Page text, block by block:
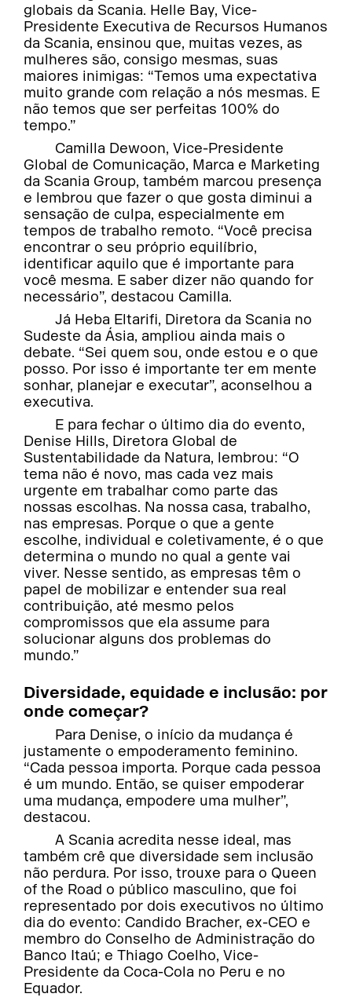
globais da Scania. Helle Bay, Vice-
Presidente Executiva de Recursos Humanos
da Scania, ensinou que, muitas vezes, as
mulheres são, consigo mesmas, suas
maiores inimigas: “Temos uma expectativa
muito grande com relação a nós mesmas. E
não temos que ser perfeitas 100% do
tempo.”
Camilla Dewoon, Vice-Presidente
Global de Comunicação, Marca e Marketing
da Scania Group, também marcou presença
e lembrou que fazer o que gosta diminui a
sensação de culpa, especialmente em
tempos de trabalho remoto. “Você precisa
encontrar o seu próprio equilíbrio,
identificar aquilo que é importante para
você mesma. E saber dizer não quando for
necessário”, destacou Camilla.
Já Heba Eltarifi, Diretora da Scania no
Sudeste da Ásia, ampliou ainda mais o
debate. “Sei quem sou, onde estou e o que
posso. Por isso é importante ter em mente
sonhar, planejar e executar”, aconselhou a
executiva.
E para fechar o último dia do evento,
Denise Hills, Diretora Global de
Sustentabilidade da Natura, lembrou: “O
tema não é novo, mas cada vez mais
urgente em trabalhar como parte das
nossas escolhas. Na nossa casa, trabalho,
nas empresas. Porque o que a gente
escolhe, individual e coletivamente, é o que
determina o mundo no qual a gente vai
viver. Nesse sentido, as empresas têm o
papel de mobilizar e entender sua real
contribuição, até mesmo pelos
compromissos que ela assume para
solucionar alguns dos problemas do
mundo.”
Diversidade, equidade e inclusão: por
onde começar?
Para Denise, o início da mudança é
justamente o empoderamento feminino.
“Cada pessoa importa. Porque cada pessoa
é um mundo. Então, se quiser empoderar
uma mudança, empodere uma mulher”,
destacou.
A Scania acredita nesse ideal, mas
também crê que diversidade sem inclusão
não perdura. Por isso, trouxe para o Queen
of the Road o público masculino, que foi
representado por dois executivos no último
dia do evento: Candido Bracher, ex-CEO e
membro do Conselho de Administração do
Banco Itaú; e Thiago Coelho, Vice-
Presidente da Coca-Cola no Peru e no
Equador.